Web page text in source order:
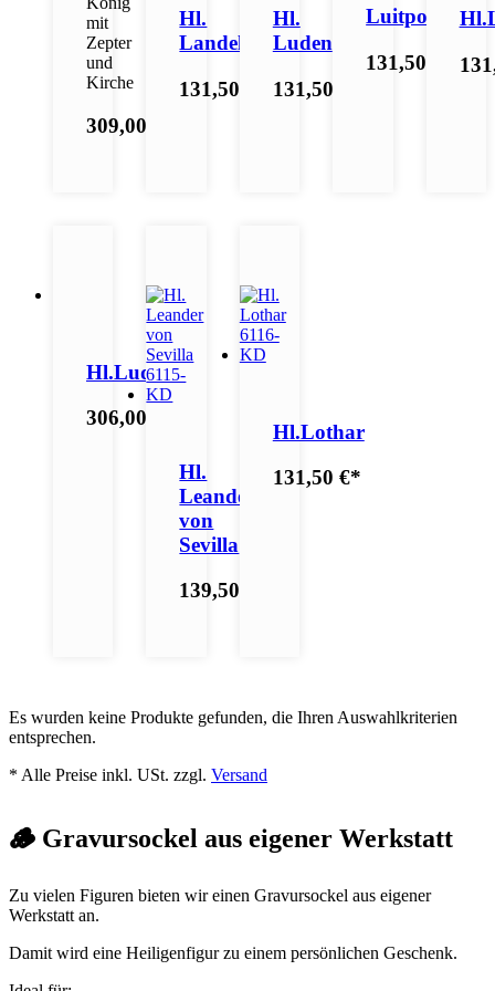
mit
Zepter
und
Kirche
309,00 €
Hl.
Landelin
131,50 €
Hl.
Luden
131,50 €
Luitpold
131,50 €
Hl.Ludwig
306,00 €
Hl.
Leander
von
Sevilla
139,50 €
Hl.Lothar
131,50 €*
Es wurden keine Produkte gefunden, die Ihren Auswahlkriterien
entsprechen.
* Alle Preise inkl. USt. zzgl. Versand
🪵 Gravursockel aus eigener Werkstatt
Zu vielen Figuren bieten wir einen Gravursockel aus eigener
Werkstatt an.
Damit wird eine Heiligenfigur zu einem persönlichen Geschenk.